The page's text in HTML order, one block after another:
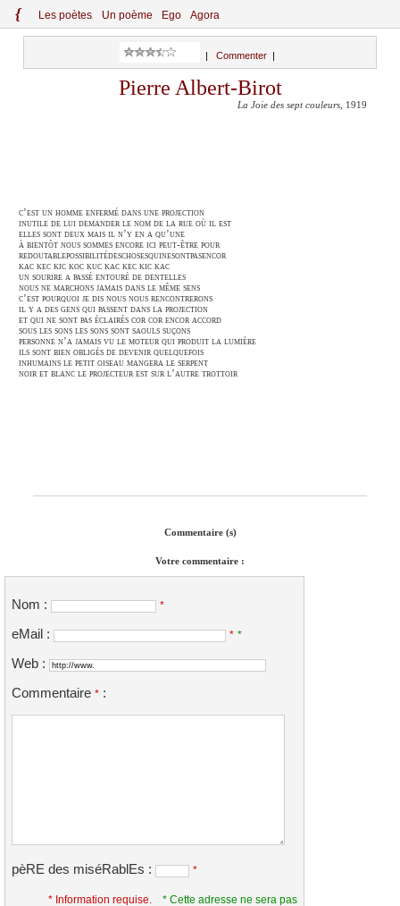
{ Les poètes Un poème Ego Agora
Commenter
Pierre Albert-Birot
La Joie des sept couleurs , 1919
c’est un homme enfermé dans une projection
inutile de lui demander le nom de la rue où il est
elles sont deux mais il n’y en a qu’une
à bientôt nous sommes encore ici peut-être pour
redoutablepossibilitédeschosesquinesontpasencor
kac kec kic koc kuc kac kec kic kac
un sourire a passé entouré de dentelles
nous ne marchons jamais dans le même sens
c’est pourquoi je dis nous nous rencontrerons
il y a des gens qui passent dans la projection
et qui ne sont pas éclairés cor cor encor accord
sous les sons les sons sont saouls suçons
personne n’a jamais vu le moteur qui produit la lumière
ils sont bien obligés de devenir quelquefois
inhumains le petit oiseau mangera le serpent
noir et blanc le projecteur est sur l’autre trottoir
Commentaire (s)
Votre commentaire :
Nom : *
eMail : * *
Web :
Commentaire * :
pèRE des miséRablEs : *
* Information requise.
* Cette adresse ne sera pas